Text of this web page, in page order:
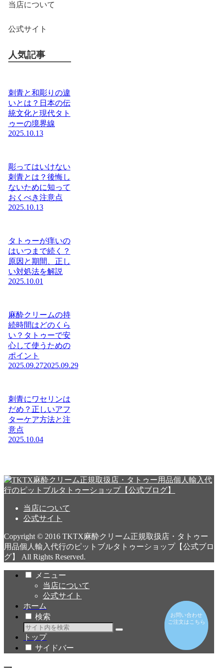
当店について
公式サイト
人気記事
刺青と和彫りの違
いとは？日本の伝
統文化と現代タト
ゥーの境界線
2025.10.13
彫ってはいけない
刺青とは？後悔し
ないために知って
おくべき注意点
2025.10.13
タトゥーが痒いの
はいつまで続く？
原因と期間、正し
い対処法を解説
2025.10.01
麻酔クリームの持
続時間はどのくら
い？タトゥーで安
心して使うための
ポイント
2025.09.272025.09.29
刺青にワセリンは
だめ？正しいアフ
ターケア方法と注
意点
2025.10.04
お問い合わせ
ご注文はこちら
お問い合わせ
ご注文はこちら
当店について
公式サイト
Copyright © 2016 TKTX麻酔クリーム正規取扱店・タトゥー
用品個人輸入代行のピットブルタトゥーショップ【公式ブロ
グ】 All Rights Reserved.
メニュー
当店について
公式サイト
ホーム
検索
トップ
サイドバー